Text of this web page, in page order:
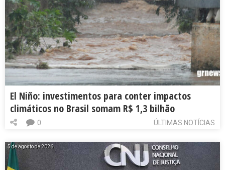
El Niño: investimentos para conter impactos
climáticos no Brasil somam R$ 1,3 bilhão
ÚLTIMAS NOTÍCIAS
0
5 de agosto de 2026